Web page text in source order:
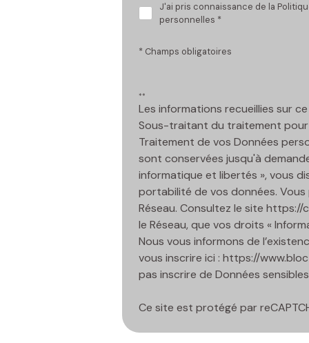
J'ai pris connaissance de la
personnelles *
* Champs obligatoires
**
Les informations recueillies sur
Sous-traitant du traitement pour
Traitement de vos Données
sont conservées jusqu'à
informatique et libertés », vous
portabilité de vos données.
Réseau. Consultez le site https://
le Réseau, que vos droits «
Nous vous informons de
vous inscrire ici : https://
pas inscrire de Données
Ce site est protégé par